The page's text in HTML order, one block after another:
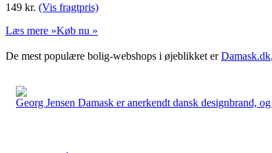
149 kr. (Vis fragtpris)
Læs mere »Køb nu »
De mest populære bolig-webshops i øjeblikket erDamask.dk,
Georg Jensen Damask er anerkendt dansk designbrand,